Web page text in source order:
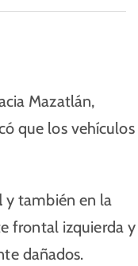
Mazatlán,
que los vehículos
y también en la
frontal izquierda y
dañados.